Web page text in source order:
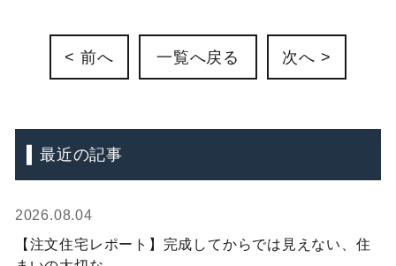
< 前へ 一覧へ戻る 次へ >
最近の記事
2026.08.04
【注文住宅レポート】完成してからでは見えない、住